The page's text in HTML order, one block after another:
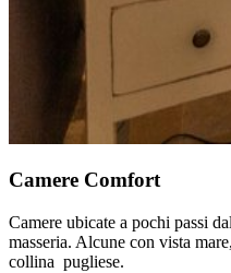
Camere Comfort
Camere ubicate a pochi passi
masseria. Alcune con vista
collina pugliese.